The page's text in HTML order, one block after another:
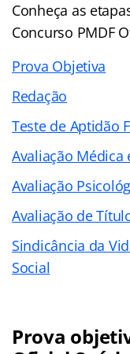
Conheça as
Concurso PMDF
Prova Objetiva
Redação
Teste de Aptidão
Avaliação
Avaliação
Avaliação de
Sindicância da
Social
Prova